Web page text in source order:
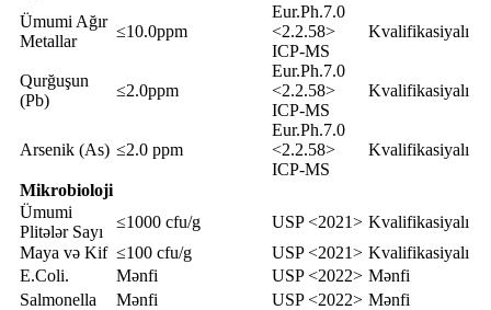
Ümumi Ağır
Metallar
≤10.0ppm
Eur.Ph.7.0
<2.2.58>
ICP-MS
Kvalifikasiyalı
Qurğuşun
(Pb)
≤2.0ppm
Eur.Ph.7.0
<2.2.58>
ICP-MS
Kvalifikasiyalı
Arsenik (As) ≤2.0 ppm
Eur.Ph.7.0
<2.2.58>
ICP-MS
Kvalifikasiyalı
Mikrobioloji
Ümumi
Plitələr Sayı
≤1000 cfu/g USP <2021> Kvalifikasiyalı
Maya və Kif ≤100 cfu/g USP <2021> Kvalifikasiyalı
E.Coli.
Mənfi USP <2022> Mənfi
Salmonella
Mənfi USP <2022> Mənfi